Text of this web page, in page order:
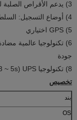
3) يدعم الأقراص الصلبة للتخزين.
4) أوضاع التسجيل: السلطة على ، وتوقيت ، والتنبيه وسجل اليدوي
5) GPS اختياري
6) تكنولوجيا عالمية مضادة للاهتزاز مع مستقر جدا
جودة
8) تكنولوجيا UPS (3 ~ 5s تأخير خارج السلطة بعد انقطاع التيار الكهربائي) ؛
تخصيص
بند
OS